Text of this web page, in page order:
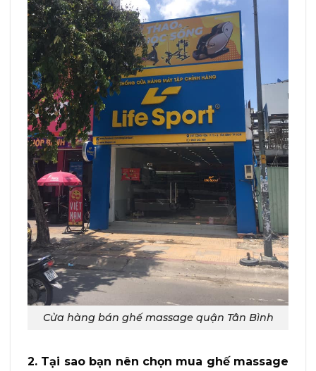
Cửa hàng bán ghế massage quận Tân Bình
2. Tại sao bạn nên chọn mua ghế massage